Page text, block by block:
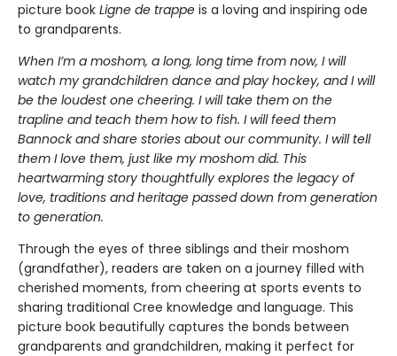
picture book Ligne de trappe is a loving and inspiring ode
to grandparents.
When I’m a moshom, a long, long time from now, I will
watch my grandchildren dance and play hockey, and I will
be the loudest one cheering. I will take them on the
trapline and teach them how to fish. I will feed them
Bannock and share stories about our community. I will tell
them I love them, just like my moshom did. This
heartwarming story thoughtfully explores the legacy of
love, traditions and heritage passed down from generation
to generation.
Through the eyes of three siblings and their moshom
(grandfather), readers are taken on a journey filled with
cherished moments, from cheering at sports events to
sharing traditional Cree knowledge and language. This
picture book beautifully captures the bonds between
grandparents and grandchildren, making it perfect for